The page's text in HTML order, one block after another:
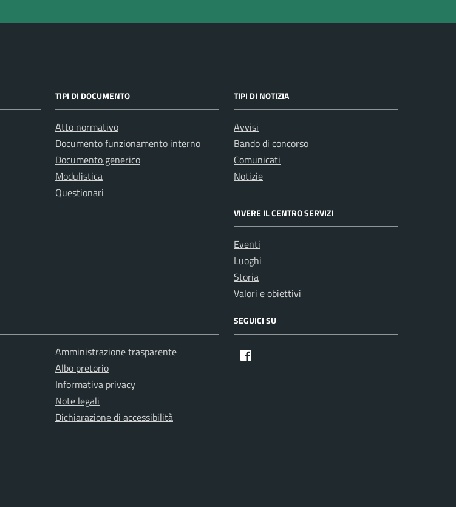
TIPI DI DOCUMENTO
Atto normativo
Documento funzionamento interno
Documento generico
Modulistica
Questionari
TIPI DI NOTIZIA
Avvisi
Bando di concorso
Comunicati
Notizie
VIVERE IL CENTRO SERVIZI
Eventi
Luoghi
Storia
Valori e obiettivi
Amministrazione trasparente
Albo pretorio
Informativa privacy
Note legali
Dichiarazione di accessibilità
SEGUICI SU